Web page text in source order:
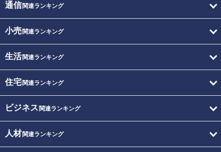
通信関連ランキング
小売関連ランキング
生活関連ランキング
住宅関連ランキング
ビジネス 関連ランキング
人材関連ランキング